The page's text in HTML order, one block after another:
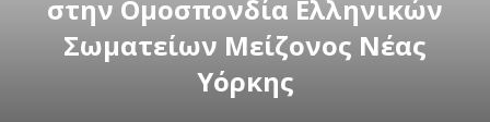
στην Ομοσπονδία Ελληνικών
Σωματείων Μείζονος Νέας
Υόρκης